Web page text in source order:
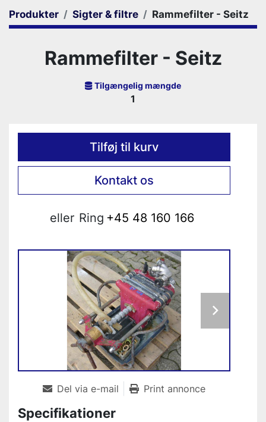
Produkter Sigter & filtre Rammefilter - Seitz
Rammefilter - Seitz
Tilgængelig mængde
1
Tilføj til kurv
Kontakt os
eller Ring +45 48 160 166
Del via e-mail Print annonce
Specifikationer